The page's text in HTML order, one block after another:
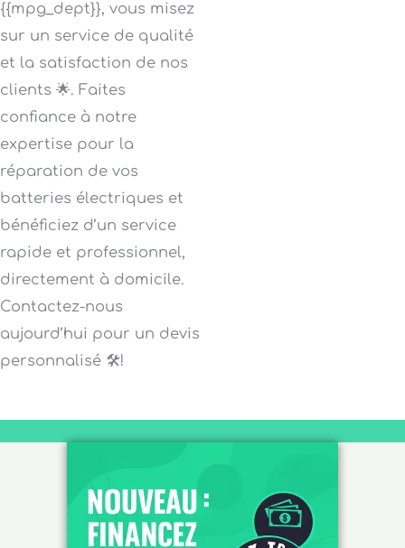
{{mpg_dept}}, vous misez
sur un service de qualité
et la satisfaction de nos
clients 🌟. Faites
confiance à notre
expertise pour la
réparation de vos
batteries électriques et
bénéficiez d’un service
rapide et professionnel,
directement à domicile.
Contactez-nous
aujourd’hui pour un devis
personnalisé 🛠️!